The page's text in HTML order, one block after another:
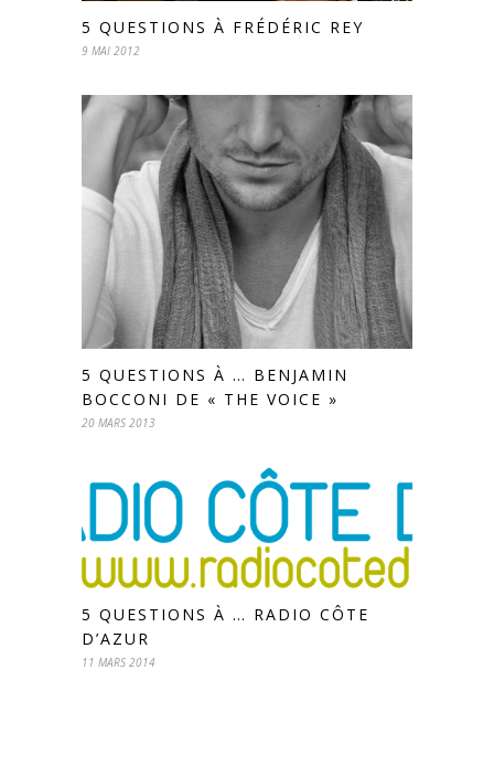
5 QUESTIONS À FRÉDÉRIC REY
9 MAI 2012
5 QUESTIONS À … BENJAMIN
BOCCONI DE « THE VOICE »
20 MARS 2013
5 QUESTIONS À … RADIO CÔTE
D’AZUR
11 MARS 2014